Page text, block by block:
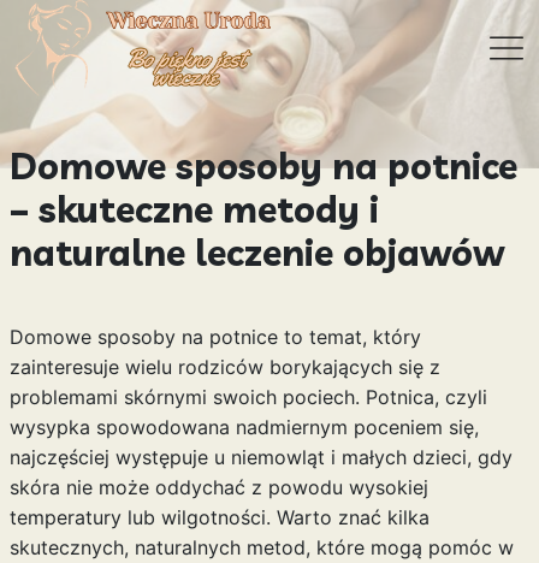
Domowe sposoby na potnice
– skuteczne metody i
naturalne leczenie objawów
Domowe sposoby na potnice to temat, który
zainteresuje wielu rodziców borykających się z
problemami skórnymi swoich pociech. Potnica, czyli
wysypka spowodowana nadmiernym poceniem się,
najczęściej występuje u niemowląt i małych dzieci, gdy
skóra nie może oddychać z powodu wysokiej
temperatury lub wilgotności. Warto znać kilka
skutecznych, naturalnych metod, które mogą pomóc w